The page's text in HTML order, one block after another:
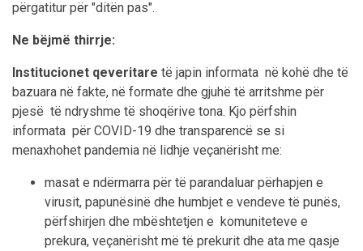
përgatitur për "ditën pas".
Ne bëjmë thirrje:
Institucionet qeveritare të japin informata në kohë dhe të
bazuara në fakte, në formate dhe gjuhë të arritshme për
pjesë të ndryshme të shoqërive tona. Kjo përfshin
informata për COVID-19 dhe transparencë se si
menaxhohet pandemia në lidhje veçanërisht me:
masat e ndërmarra për të parandaluar përhapjen e
virusit, papunësinë dhe humbjet e vendeve të punës,
përfshirjen dhe mbështetjen e komuniteteve e
prekura, veçanërisht më të prekurit dhe ata me qasje